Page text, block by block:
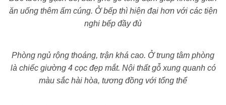
ăn uống thêm ấm cúng. Ở bếp thì hiện đại hơn với các tiện
nghi bếp đầy đủ
Phòng ngủ rộng thoáng, trận khá cao. Ở trung tâm phòng
là chiếc giường 4 cọc đẹp mắt. Nội thất gỗ xung quanh có
màu sắc hài hòa, tương đồng với tổng thể